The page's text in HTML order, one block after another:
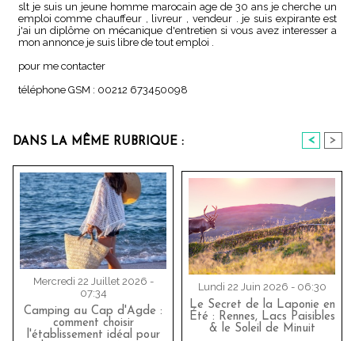
slt je suis un jeune homme marocain age de 30 ans je cherche un
emploi comme chauffeur , livreur , vendeur . je suis expirante est
j'ai un diplôme on mécanique d'entretien si vous avez interesser a
mon annonce je suis libre de tout emploi .
pour me contacter
téléphone GSM : 00212 673450098
DANS LA MÊME RUBRIQUE : < >
Mercredi 22 Juillet 2026 -
07:34
Camping au Cap d'Agde :
comment choisir
l'établissement idéal pour
Lundi 22 Juin 2026 - 06:30
Le Secret de la Laponie en
Été : Rennes, Lacs Paisibles
& le Soleil de Minuit